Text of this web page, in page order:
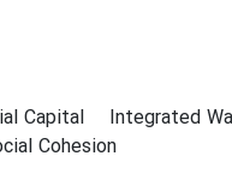
Capital Integrated
Cohesion